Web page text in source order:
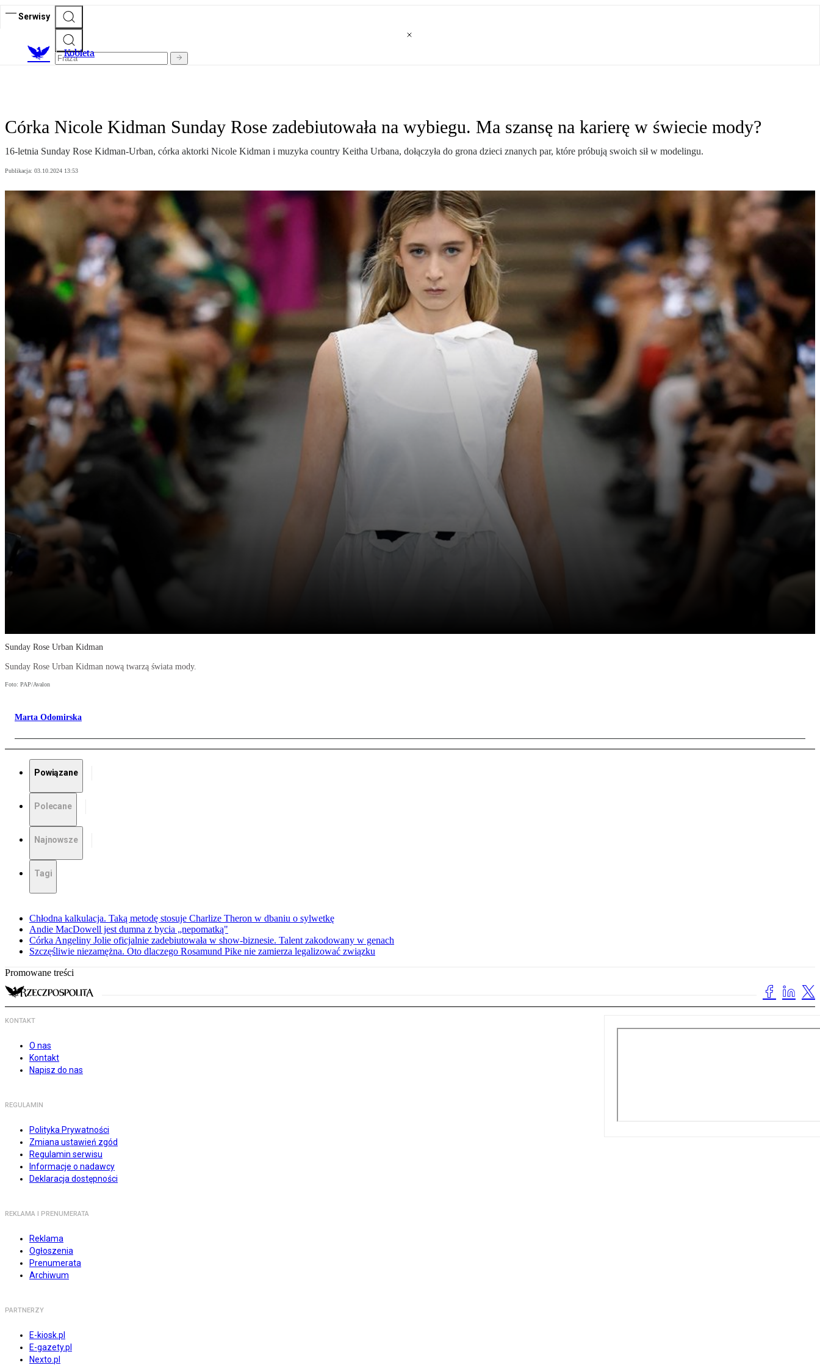
Serwisy
Kobieta
Córka Nicole Kidman Sunday Rose zadebiutowała na wybiegu. Ma szansę na karierę w świecie mody?
16-letnia Sunday Rose Kidman-Urban, córka aktorki Nicole Kidman i muzyka country Keitha Urbana, dołączyła do grona dzieci znanych par, które próbują swoich sił w modelingu.
Publikacja: 03.10.2024 13:53
Sunday Rose Urban Kidman
Sunday Rose Urban Kidman nową twarzą świata mody.
Foto: PAP/Avalon
Marta Odomirska
Powiązane
Polecane
Najnowsze
Tagi
Chłodna kalkulacja. Taką metodę stosuje Charlize Theron w dbaniu o sylwetkę
Andie MacDowell jest dumna z bycia „nepomatką"
Córka Angeliny Jolie oficjalnie zadebiutowała w show-biznesie. Talent zakodowany w genach
Szczęśliwie niezamężna. Oto dlaczego Rosamund Pike nie zamierza legalizować związku
Promowane treści
KONTAKT
O nas
Kontakt
Napisz do nas
REGULAMIN
Polityka Prywatności
Zmiana ustawień zgód
Regulamin serwisu
Informacje o nadawcy
Deklaracja dostępności
REKLAMA I PRENUMERATA
Reklama
Ogłoszenia
Prenumerata
Archiwum
PARTNERZY
E-kiosk.pl
E-gazety.pl
Nexto.pl